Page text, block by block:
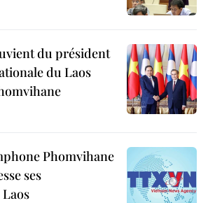
du président
du Laos
Phomvihane
ses